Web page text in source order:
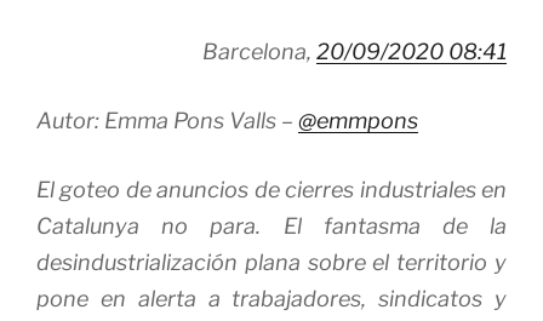
Barcelona, 20/09/2020 08:41
Autor: Emma Pons Valls – @emmpons
El goteo de anuncios de cierres industriales en
Catalunya no para. El fantasma de la
desindustrialización plana sobre el territorio y
pone en alerta a trabajadores, sindicatos y